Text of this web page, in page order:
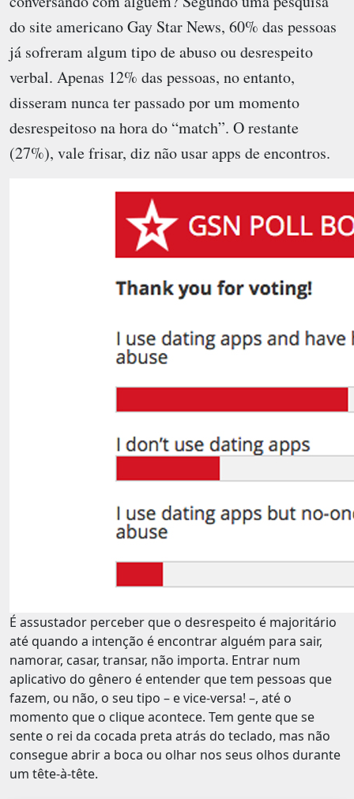
do site americano Gay Star News, 60% das pessoas
já sofreram algum tipo de abuso ou desrespeito
verbal. Apenas 12% das pessoas, no entanto,
disseram nunca ter passado por um momento
desrespeitoso na hora do “match”. O restante
(27%), vale frisar, diz não usar apps de encontros.
É assustador perceber que o desrespeito é majoritário
até quando a intenção é encontrar alguém para sair,
namorar, casar, transar, não importa. Entrar num
aplicativo do gênero é entender que tem pessoas que
fazem, ou não, o seu tipo – e vice-versa! –, até o
momento que o clique acontece. Tem gente que se
sente o rei da cocada preta atrás do teclado, mas não
consegue abrir a boca ou olhar nos seus olhos durante
um tête-à-tête.